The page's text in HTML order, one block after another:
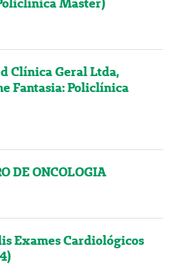
Clínica Geral Ltda,
Fantasia: Policlínica
DE ONCOLOGIA
Exames Cardiológicos